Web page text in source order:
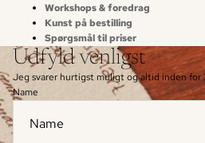
Workshops & foredrag
Kunst på bestilling
Spørgsmål til priser
Udfyld venligst
Jeg svarer hurtigst muligt og altid inden for
Name